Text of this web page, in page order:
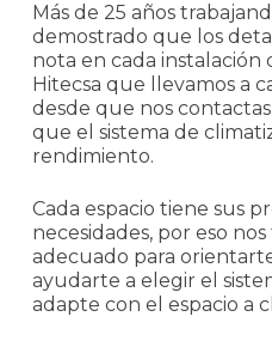
Más de 25 años
demostrado que los
nota en cada instalación
Hitecsa que llevamos a
desde que nos
que el sistema de
rendimiento.
Cada espacio tiene sus
necesidades, por eso
adecuado para
ayudarte a elegir el
adapte con el espacio a